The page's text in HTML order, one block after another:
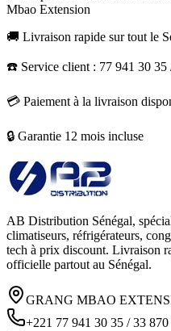
Mbao Extension
🚚 Livraison rapide sur tout le
☎️ Service client : 77 941 30 35
💳 Paiement à la livraison
🔒 Garantie 12 mois incluse
AB Distribution Sénégal,
climatiseurs, réfrigérateurs,
tech à prix discount. Livraison
officielle partout au Sénégal.
GRANG MBAO
+221 77 941 30 35 / 33